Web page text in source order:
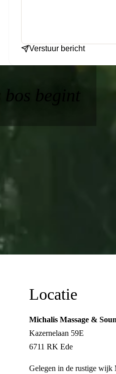
Verstuur bericht
bos begint
Locatie
Michalis Massage &
Kazernelaan 59E
6711 RK Ede
Gelegen in de rustige wijk